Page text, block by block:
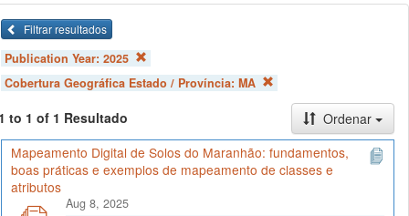
Filtrar resultados
Publication Year: 2025
Cobertura Geográfica Estado / Província: MA
to 1 of 1 Resultado
Ordenar
Mapeamento Digital de Solos do Maranhão: fundamentos,
boas práticas e exemplos de mapeamento de classes e
atributos
Aug 8, 2025